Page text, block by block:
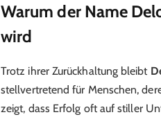
Warum der Name
wird
Trotz ihrer Zurückhaltung bleibt
stellvertretend für Menschen,
zeigt, dass Erfolg oft auf stiller